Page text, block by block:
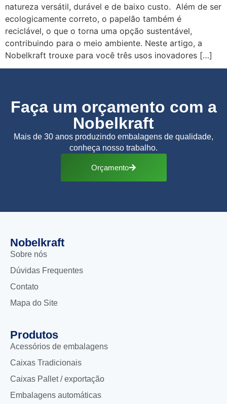
natureza versátil, durável e de baixo custo. Além de ser
ecologicamente correto, o papelão também é
reciclável, o que o torna uma opção sustentável,
contribuindo para o meio ambiente. Neste artigo, a
Nobelkraft trouxe para você três usos inovadores […]
Faça um orçamento com a
Nobelkraft
Mais de 30 anos produzindo embalagens de qualidade,
conheça nosso trabalho.
Orçamento
Nobelkraft
Sobre nós
Dúvidas Frequentes
Contato
Mapa do Site
Produtos
Acessórios de embalagens
Caixas Tradicionais
Caixas Pallet / exportação
Embalagens automáticas